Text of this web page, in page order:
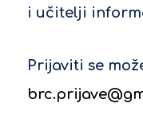
i učitelji
Prijaviti se